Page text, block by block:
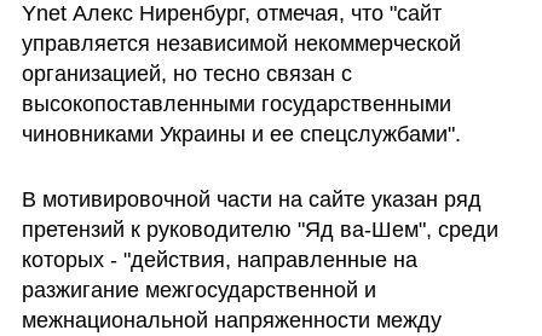
Ynet Алекс Ниренбург, отмечая, что "сайт
управляется независимой некоммерческой
организацией, но тесно связан с
высокопоставленными государственными
чиновниками Украины и ее спецслужбами".
В мотивировочной части на сайте указан ряд
претензий к руководителю "Яд ва-Шем", среди
которых - "действия, направленные на
разжигание межгосударственной и
межнациональной напряженности между